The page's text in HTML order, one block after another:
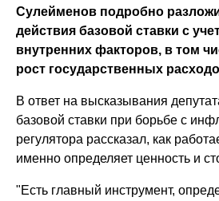
Сулейменов подробно
действия базовой ставки с
внутренних факторов, в том
рост государственных
В ответ на высказывания
базовой ставки при борьбе с
регулятора рассказал, как
именно определяет ценность и
"Есть главный инструмент,